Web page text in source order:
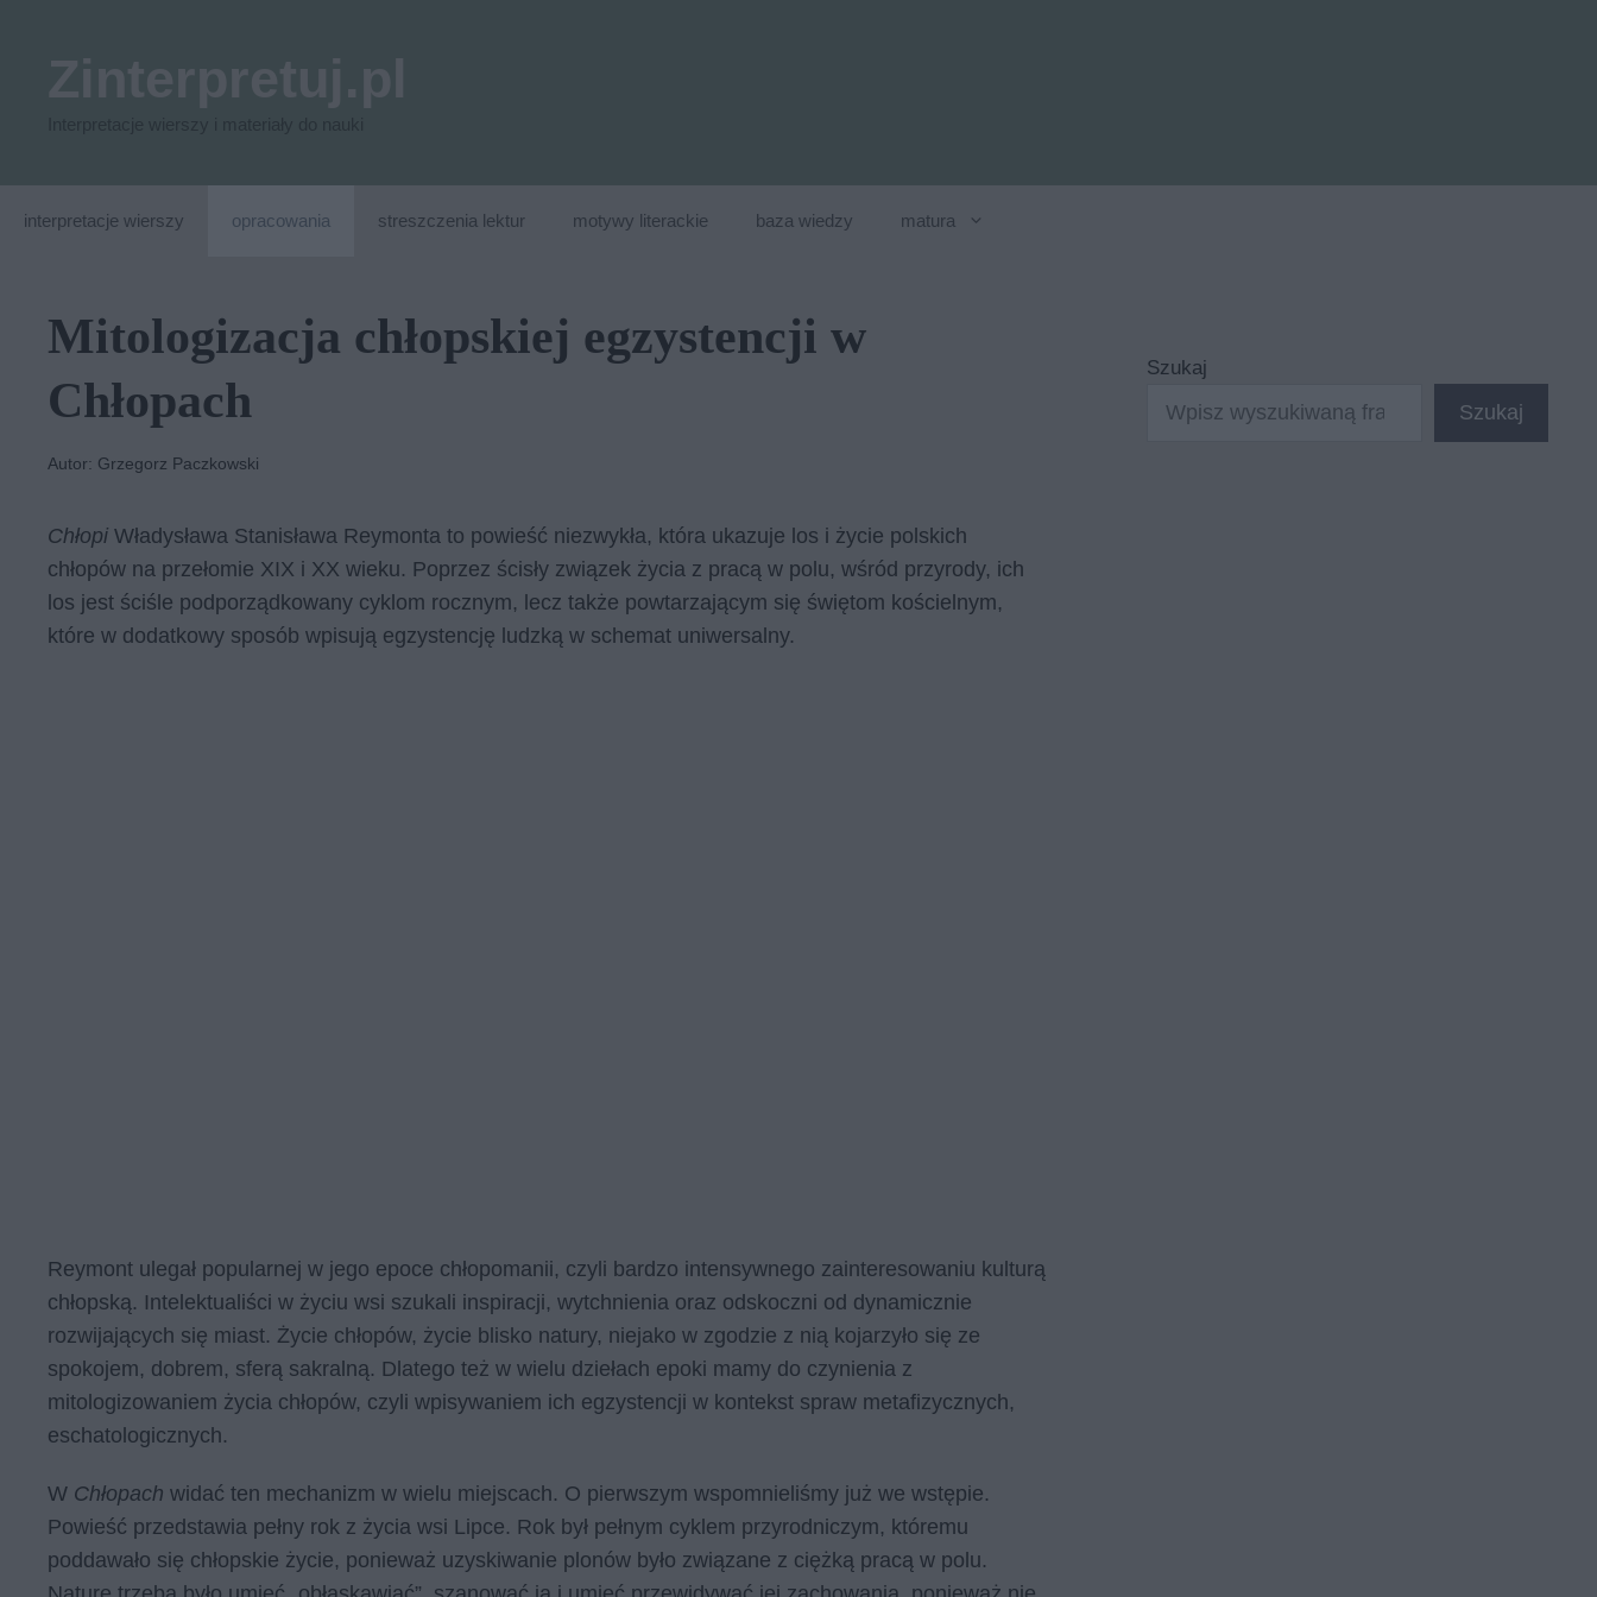
interpretacje wierszy opracowania streszczenia lektur motywy literackie baza wiedzy matura
Mitologizacja chłopskiej egzystencji w
Chłopach
Autor: Grzegorz Paczkowski
Chłopi Władysława Stanisława Reymonta to powieść niezwykła, która ukazuje los i życie polskich
chłopów na przełomie XIX i XX wieku. Poprzez ścisły związek życia z pracą w polu, wśród przyrody, ich
los jest ściśle podporządkowany cyklom rocznym, lecz także powtarzającym się świętom kościelnym,
które w dodatkowy sposób wpisują egzystencję ludzką w schemat uniwersalny.
Reymont ulegał popularnej w jego epoce chłopomanii, czyli bardzo intensywnego zainteresowaniu kulturą
chłopską. Intelektualiści w życiu wsi szukali inspiracji, wytchnienia oraz odskoczni od dynamicznie
rozwijających się miast. Życie chłopów, życie blisko natury, niejako w zgodzie z nią kojarzyło się ze
spokojem, dobrem, sferą sakralną. Dlatego też w wielu dziełach epoki mamy do czynienia z
mitologizowaniem życia chłopów, czyli wpisywaniem ich egzystencji w kontekst spraw metafizycznych,
eschatologicznych.
W Chłopach widać ten mechanizm w wielu miejscach. O pierwszym wspomnieliśmy już we wstępie.
Powieść przedstawia pełny rok z życia wsi Lipce. Rok był pełnym cyklem przyrodniczym, któremu
poddawało się chłopskie życie, ponieważ uzyskiwanie plonów było związane z ciężką pracą w polu.
Szukaj
Szukaj